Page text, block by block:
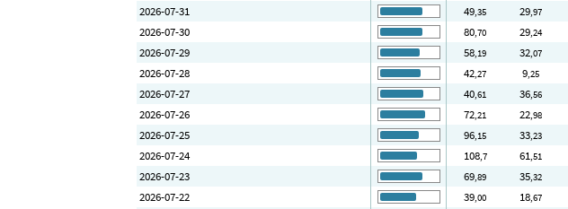
2026-07-31
49,35 29,97
2026-07-30
80,70 29,24
2026-07-29
58,19 32,07
2026-07-28
42,27 9,25
2026-07-27
40,61 36,56
2026-07-26
72,21 22,98
2026-07-25
96,15 33,23
2026-07-24
108,7 61,51
2026-07-23
69,89 35,32
2026-07-22
39,00 18,67